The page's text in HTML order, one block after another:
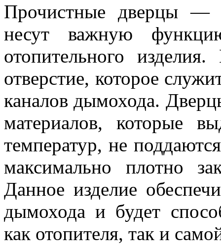
Прочистные дверцы —
несут важную
отопительного
отверстие, которое
каналов дымохода.
материалов, которые
температур, не
максимально плотно
Данное изделие
дымохода и будет
как отопителя, так и